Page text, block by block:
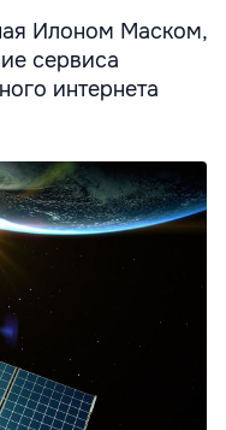
Илоном Маском,
сервиса
интернета